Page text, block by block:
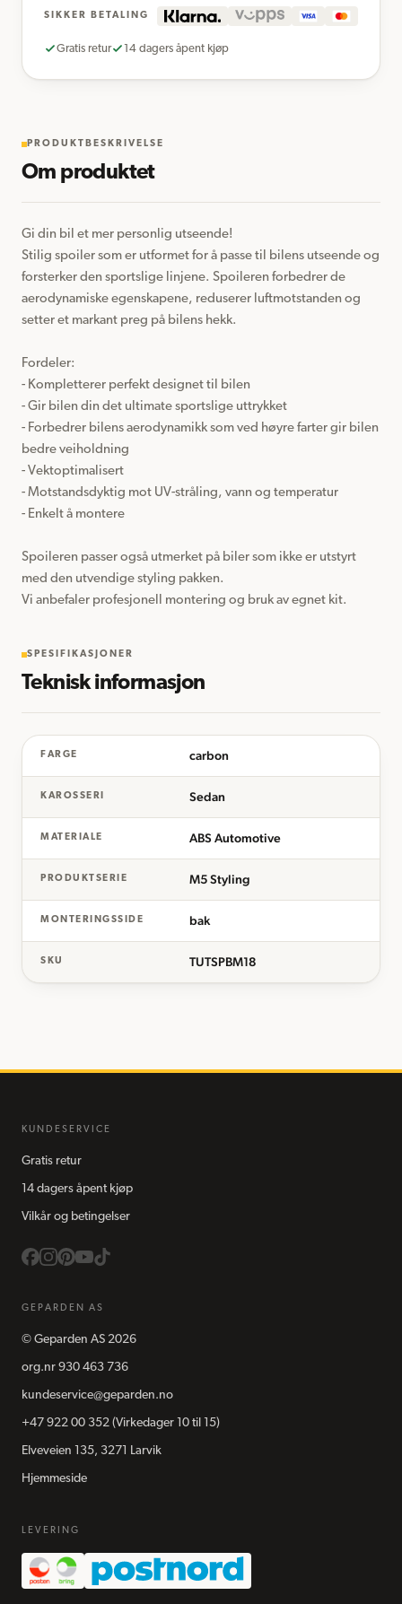
SIKKER BETALING
Gratis retur 14 dagers åpent kjøp
PRODUKTBESKRIVELSE
Om produktet
Gi din bil et mer personlig utseende!
Stilig spoiler som er utformet for å passe til bilens utseende og
forsterker den sportslige linjene. Spoileren forbedrer de
aerodynamiske egenskapene, reduserer luftmotstanden og
setter et markant preg på bilens hekk.
Fordeler:
- Kompletterer perfekt designet til bilen
- Gir bilen din det ultimate sportslige uttrykket
- Forbedrer bilens aerodynamikk som ved høyre farter gir bilen
bedre veiholdning
- Vektoptimalisert
- Motstandsdyktig mot UV-stråling, vann og temperatur
- Enkelt å montere
Spoileren passer også utmerket på biler som ikke er utstyrt
med den utvendige styling pakken.
Vi anbefaler profesjonell montering og bruk av egnet kit.
SPESIFIKASJONER
Teknisk informasjon
FARGE carbon
KAROSSERI Sedan
MATERIALE ABS Automotive
PRODUKTSERIE M5 Styling
MONTERINGSSIDE bak
SKU TUTSPBM18
KUNDESERVICE
Gratis retur
14 dagers åpent kjøp
Vilkår og betingelser
GEPARDEN AS
© Geparden AS 2026
org.nr 930 463 736
kundeservice@geparden.no
+47 922 00 352 (Virkedager 10 til 15)
Elveveien 135, 3271 Larvik
Hjemmeside
LEVERING